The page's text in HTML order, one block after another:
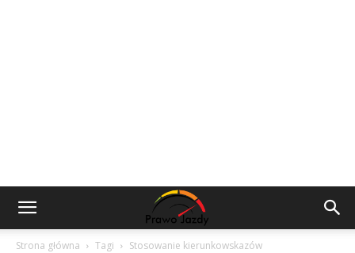
Strona główna Tagi Stosowanie kierunkowskazów